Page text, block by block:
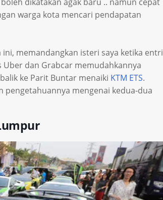
warga kota mencari pendapatan
memandangkan isteri saya ketika entri
dan Grabcar memudahkannya
ke Parit Buntar menaiki KTM ETS.
pengetahuannya mengenai kedua-dua